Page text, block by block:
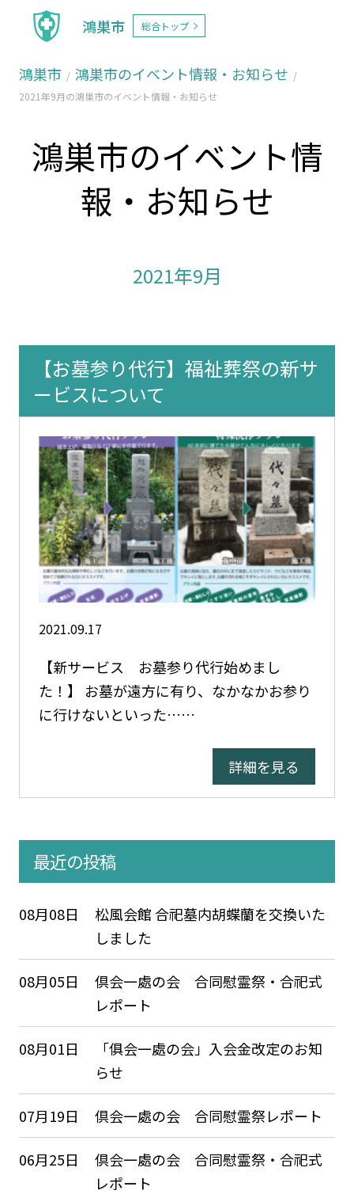
鴻巣市 総合トップ
鴻巣市 鴻巣市のイベント情報・お知らせ
2021年9月の鴻巣市のイベント情報・お知らせ
鴻巣市のイベント情
報・お知らせ
2021年9月
【お墓参り代行】福祉葬祭の新サ
ービスについて
2021.09.17
【新サービス お墓参り代行始めまし
た！】 お墓が遠方に有り、なかなかお参り
に行けないといった……
詳細を見る
最近の投稿
08月08日
松風会館 合祀墓内胡蝶蘭を交換いた
しました
08月05日
倶会一處の会 合同慰霊祭・合祀式
レポート
08月01日
「俱会一處の会」入会金改定のお知
らせ
07月19日 倶会一處の会 合同慰霊祭レポート
06月25日
倶会一處の会 合同慰霊祭・合祀式
レポート